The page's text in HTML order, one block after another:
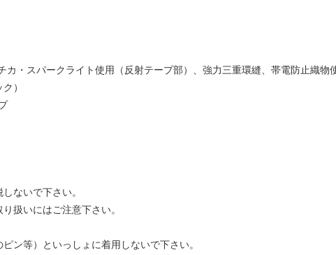
・スパークライト使用（反射テープ部）、強力三重環縫、帯電防止織物
）
ないで下さい。
扱いにはご注意下さい。
ン等）といっしょに着用しないで下さい。